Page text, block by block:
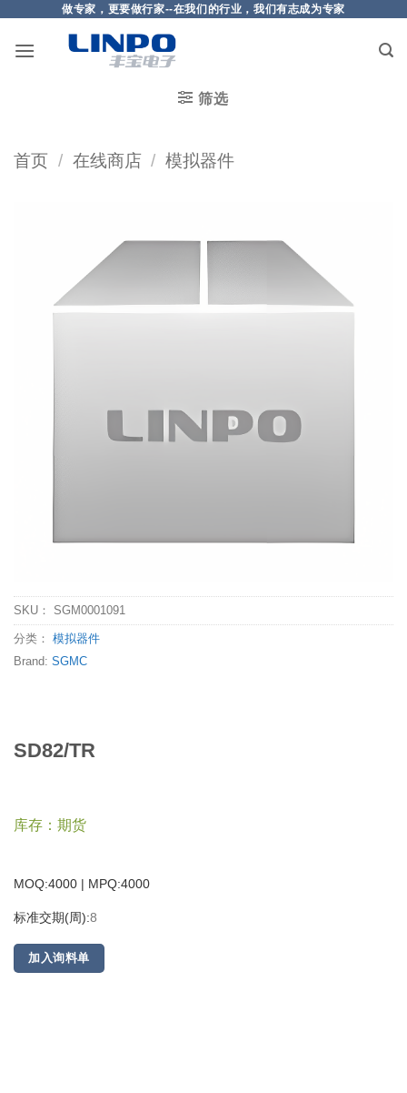
做专家，更要做行家--在我们的行业，我们有志成为专家
筛选
首页 / 在线商店 / 模拟器件
SKU： SGM0001091
分类： 模拟器件
Brand: SGMC
SD82/TR
库存：期货
MOQ:4000 | MPQ:4000
标准交期(周):8
加入询料单